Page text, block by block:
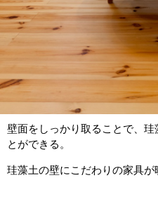
壁面をしっかり取ることで、
とができる。
珪藻土の壁にこだわりの家具が